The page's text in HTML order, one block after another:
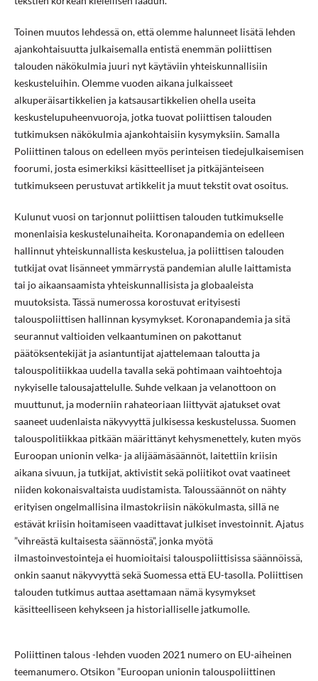
Toinen muutos lehdessä on, että olemme halunneet lisätä lehden
ajankohtaisuutta julkaisemalla entistä enemmän poliittisen
talouden näkökulmia juuri nyt käytäviin yhteiskunnallisiin
keskusteluihin. Olemme vuoden aikana julkaisseet
alkuperäisartikkelien ja katsausartikkelien ohella useita
keskustelupuheenvuoroja, jotka tuovat poliittisen talouden
tutkimuksen näkökulmia ajankohtaisiin kysymyksiin. Samalla
Poliittinen talous on edelleen myös perinteisen tiedejulkaisemisen
foorumi, josta esimerkiksi käsitteelliset ja pitkäjänteiseen
tutkimukseen perustuvat artikkelit ja muut tekstit ovat osoitus.
Kulunut vuosi on tarjonnut poliittisen talouden tutkimukselle
monenlaisia keskustelunaiheita. Koronapandemia on edelleen
hallinnut yhteiskunnallista keskustelua, ja poliittisen talouden
tutkijat ovat lisänneet ymmärrystä pandemian alulle laittamista
tai jo aikaansaamista yhteiskunnallisista ja globaaleista
muutoksista. Tässä numerossa korostuvat erityisesti
talouspoliittisen hallinnan kysymykset. Koronapandemia ja sitä
seurannut valtioiden velkaantuminen on pakottanut
päätöksentekijät ja asiantuntijat ajattelemaan taloutta ja
talouspolitiikkaa uudella tavalla sekä pohtimaan vaihtoehtoja
nykyiselle talousajattelulle. Suhde velkaan ja velanottoon on
muuttunut, ja moderniin rahateoriaan liittyvät ajatukset ovat
saaneet uudenlaista näkyvyyttä julkisessa keskustelussa. Suomen
talouspolitiikkaa pitkään määrittänyt kehysmenettely, kuten myös
Euroopan unionin velka- ja alijäämäsäännöt, laitettiin kriisin
aikana sivuun, ja tutkijat, aktivistit sekä poliitikot ovat vaatineet
niiden kokonaisvaltaista uudistamista. Taloussäännöt on nähty
erityisen ongelmallisina ilmastokriisin näkökulmasta, sillä ne
estävät kriisin hoitamiseen vaadittavat julkiset investoinnit. Ajatus
”vihreästä kultaisesta säännöstä”, jonka myötä
ilmastoinvestointeja ei huomioitaisi talouspoliittisissa säännöissä,
onkin saanut näkyvyyttä sekä Suomessa että EU-tasolla. Poliittisen
talouden tutkimus auttaa asettamaan nämä kysymykset
käsitteelliseen kehykseen ja historialliselle jatkumolle.
Poliittinen talous -lehden vuoden 2021 numero on EU-aiheinen
teemanumero. Otsikon ”Euroopan unionin talouspoliittinen